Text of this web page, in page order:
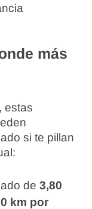
más
estas
si te pillan
de 3,80
km por